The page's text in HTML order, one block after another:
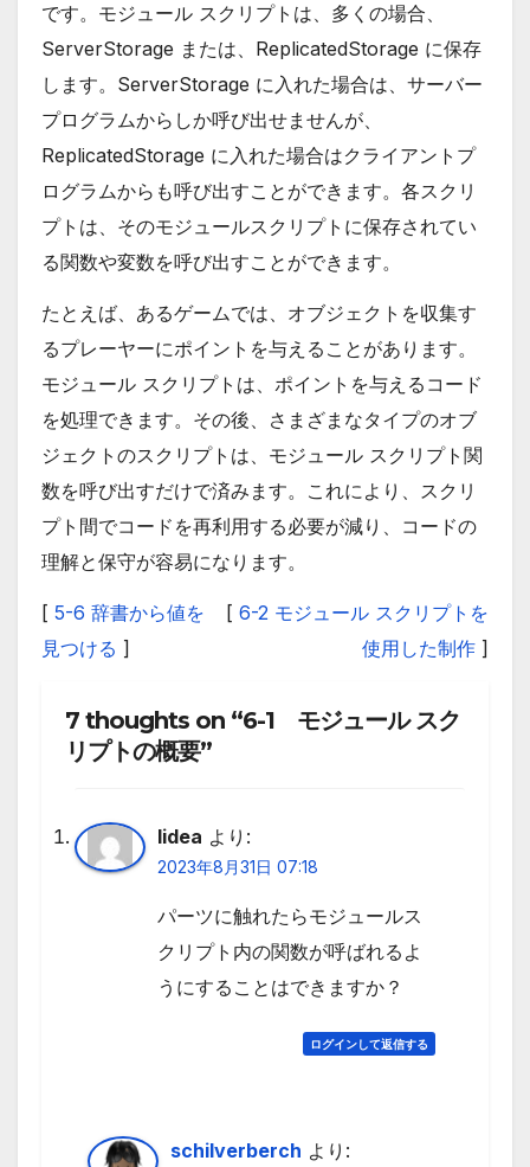
です。モジュール スクリプトは、多くの場合、
ServerStorage または、ReplicatedStorage に保存
します。ServerStorage に入れた場合は、サーバー
プログラムからしか呼び出せませんが、
ReplicatedStorage に入れた場合はクライアントプ
ログラムからも呼び出すことができます。各スクリ
プトは、そのモジュールスクリプトに保存されてい
る関数や変数を呼び出すことができます。
たとえば、あるゲームでは、オブジェクトを収集す
るプレーヤーにポイントを与えることがあります。
モジュール スクリプトは、ポイントを与えるコード
を処理できます。その後、さまざまなタイプのオブ
ジェクトのスクリプトは、モジュール スクリプト関
数を呼び出すだけで済みます。これにより、スクリ
プト間でコードを再利用する必要が減り、コードの
理解と保守が容易になります。
[ 5-6 辞書から値を
見つける ]
[ 6-2 モジュール スクリプトを
使用した制作 ]
7 thoughts on “6-1 モジュール スク
リプトの概要”
lidea より:
2023年8月31日 07:18
パーツに触れたらモジュールス
クリプト内の関数が呼ばれるよ
うにすることはできますか？
ログインして返信する
schilverberch より: